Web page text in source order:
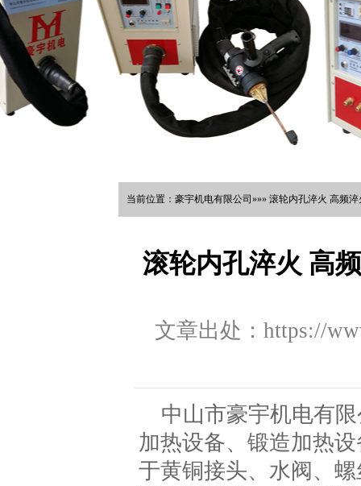
当前位置：豪宇机电有限公司»»» 滚轮内孔淬火 高频
滚轮内孔淬火 高
文章出处：https://
中山市豪宇机电有
加热设备、锻造加热
于黄铜接头、水阀、